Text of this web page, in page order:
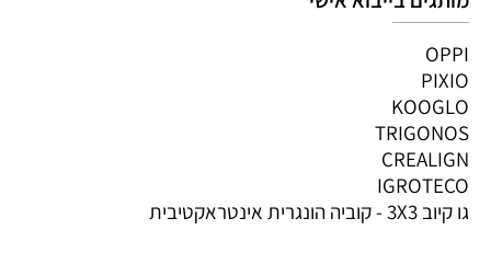
OPPI
PIXIO
KOOGLO
TRIGONOS
CREALIGN
IGROTECO
גו קיוב 3X3 - קוביה הונגרית אינטראקטיבית